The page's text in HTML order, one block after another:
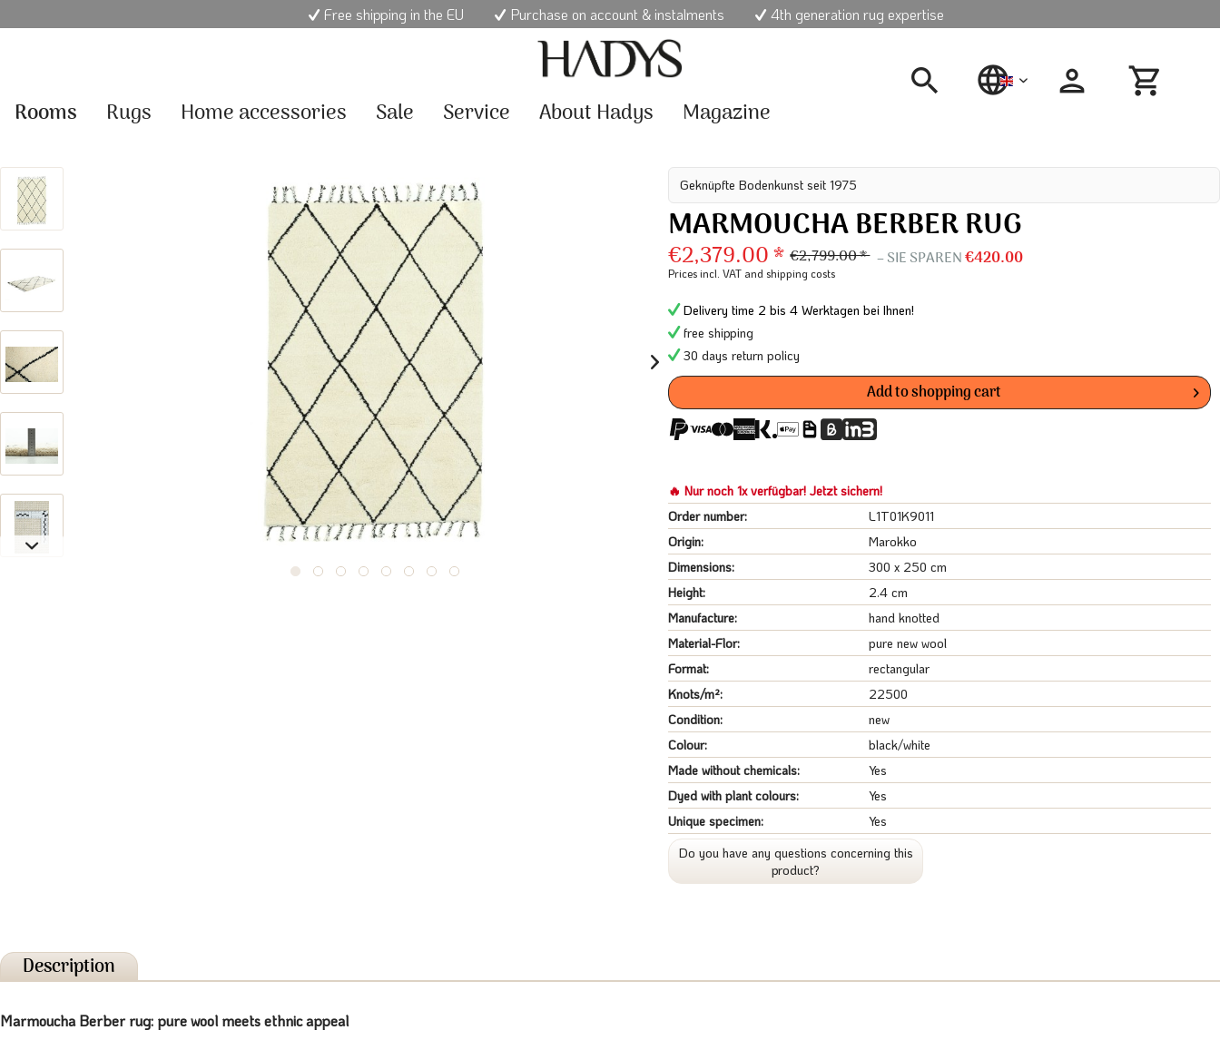
Free shipping in the EU Purchase on account & instalments 4th generation rug expertise
english
Rooms Rugs Home accessories Sale Service About Hadys Magazine
Geknüpfte Bodenkunst seit 1975
MARMOUCHA BERBER RUG
€2,379.00 * €2,799.00 * – SIE SPAREN€420.00
Prices incl. VAT and shipping costs
Delivery time 2 bis 4 Werktagen bei Ihnen!
free shipping
30 days return policy
Add toshopping cart
🔥 Nur noch 1x verfügbar! Jetzt sichern!
Order number:
L1T01K9011
Origin:
Marokko
Dimensions:
300 x 250 cm
Height:
2.4 cm
Manufacture:
hand knotted
Material-Flor:
pure new wool
Format:
rectangular
Knots/m²:
22500
Condition:
new
Colour:
black/white
Made without chemicals:
Yes
Dyed with plant colours:
Yes
Unique specimen:
Yes
Do you have any questions concerning this
product?
Description
Marmoucha Berber rug: pure wool meets ethnic appeal